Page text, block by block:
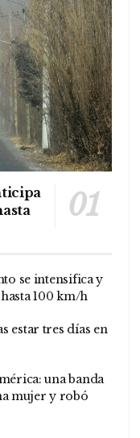
se intensifica y
100 km/h
estar tres días en
una banda
mujer y robó